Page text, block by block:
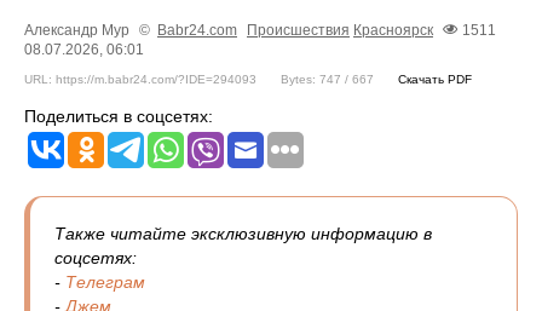
Александр Мур © Babr24.com Происшествия Красноярск
1511
08.07.2026, 06:01
URL: https://m.babr24.com/?IDE=294093 Bytes: 747 / 667 Скачать PDF
Поделиться в соцсетях:
Также читайте эксклюзивную информацию в
соцсетях:
- Телеграм
- Джем